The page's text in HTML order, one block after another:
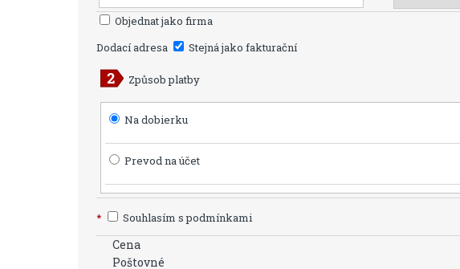
Objednat jako firma
Dodací adresa
Stejná jako fakturační
Způsob platby
Na dobierku
Prevod na účet
* Souhlasím s podmínkami
Cena
Poštovné